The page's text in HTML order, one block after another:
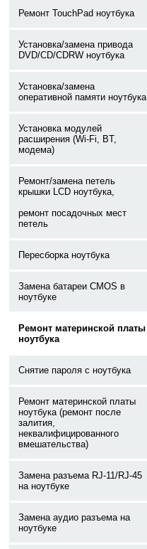
Ремонт TouchPad ноутбука
Установка/замена привода
DVD/CD/CDRW ноутбука
Установка/замена
оперативной памяти ноутбука
Установка модулей
расширения (Wi-Fi, BT,
модема)
Ремонт/замена петель
крышки LCD ноутбука,
ремонт посадочных мест
петель
Пересборка ноутбука
Замена батареи CMOS в
ноутбуке
Ремонт материнской платы
ноутбука
Снятие пароля с ноутбука
Ремонт материнской платы
ноутбука (ремонт после
залития,
неквалифицированного
вмешательства)
Замена разъема RJ-11/RJ-45
на ноутбуке
Замена аудио разъема на
ноутбуке